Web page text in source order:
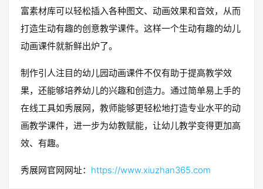
富素材库可以轻松插入各种图文、动画效果和音效，从而
打造生动有趣的创意教学课件。这样一个生动有趣的幼儿
动画课件就新鲜出炉了。
制作引人注目的幼儿园动画课件不仅有助于提高教学效
果，还能够培养幼儿的兴趣和创造力。通过简单易上手的
在线工具如秀展网，教师能够更轻松地打造专业水平的动
画教学课件，进一步为幼教赋能，让幼儿教学变得更加高
效、有趣。
秀展网官网网址： https://www.xiuzhan365.com